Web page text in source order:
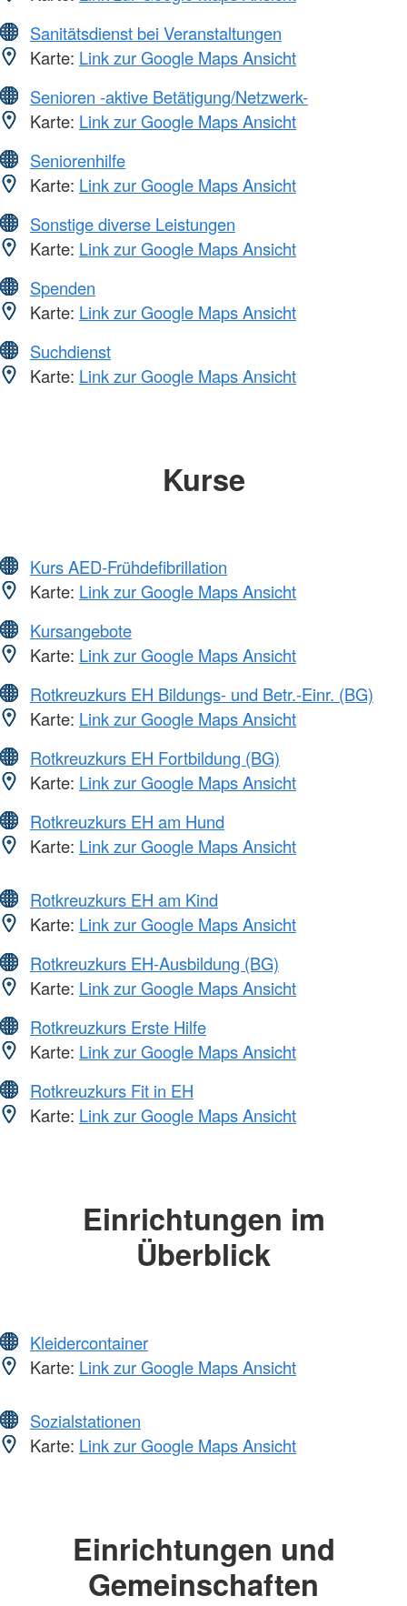
Sanitätsdienst bei Veranstaltungen
Karte: Link zur Google Maps Ansicht
Senioren -aktive Betätigung/Netzwerk-
Karte: Link zur Google Maps Ansicht
Seniorenhilfe
Karte: Link zur Google Maps Ansicht
Sonstige diverse Leistungen
Karte: Link zur Google Maps Ansicht
Spenden
Karte: Link zur Google Maps Ansicht
Suchdienst
Karte: Link zur Google Maps Ansicht
Kurse
Kurs AED-Frühdefibrillation
Karte: Link zur Google Maps Ansicht
Kursangebote
Karte: Link zur Google Maps Ansicht
Rotkreuzkurs EH Bildungs- und Betr.-Einr. (BG)
Karte: Link zur Google Maps Ansicht
Rotkreuzkurs EH Fortbildung (BG)
Karte: Link zur Google Maps Ansicht
Rotkreuzkurs EH am Hund
Karte: Link zur Google Maps Ansicht
Rotkreuzkurs EH am Kind
Karte: Link zur Google Maps Ansicht
Rotkreuzkurs EH-Ausbildung (BG)
Karte: Link zur Google Maps Ansicht
Rotkreuzkurs Erste Hilfe
Karte: Link zur Google Maps Ansicht
Rotkreuzkurs Fit in EH
Karte: Link zur Google Maps Ansicht
Einrichtungen im
Überblick
Kleidercontainer
Karte: Link zur Google Maps Ansicht
Sozialstationen
Karte: Link zur Google Maps Ansicht
Einrichtungen und
Gemeinschaften